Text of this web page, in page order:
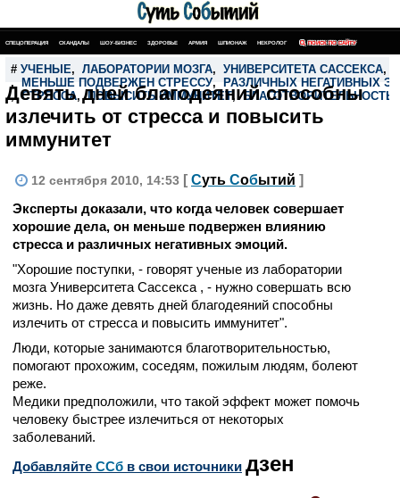
СПЕЦОПЕРАЦИЯ СКАНДАЛЫ ШОУ-БИЗНЕС ЗДОРОВЬЕ АРМИЯ ШПИОНАЖ НЕКРОЛОГ ПОИСК ПО САЙТУ
# УЧЕНЫЕ, ЛАБОРАТОРИИ МОЗГА, УНИВЕРСИТЕТА САССЕКСА,
,
МЕНЬШЕ ПОДВЕРЖЕН СТРЕССУ,
РАЗЛИЧНЫХ НЕГАТИВНЫХ
,СТРЕССА,ПОВЫСИТЬ ИММУНИТЕТ,БЛАГОТВОРИТЕЛЬНОСТЬ
Девять дней благодеяний способны
излечить от стресса и повысить
иммунитет
12 сентября 2010, 14:53 [ Суть Событий ]
Эксперты доказали, что когда человек совершает
хорошие дела, он меньше подвержен влиянию
стресса и различных негативных эмоций.
"Хорошие поступки, - говорят ученые из лаборатории
мозга Университета Сассекса , - нужно совершать всю
жизнь. Но даже девять дней благодеяний способны
излечить от стресса и повысить иммунитет".
Люди, которые занимаются благотворительностью,
помогают прохожим, соседям, пожилым людям, болеют
реже.
Медики предположили, что такой эффект может помочь
человеку быстрее излечиться от некоторых
заболеваний.
Добавляйте CСб в свои источники дзен